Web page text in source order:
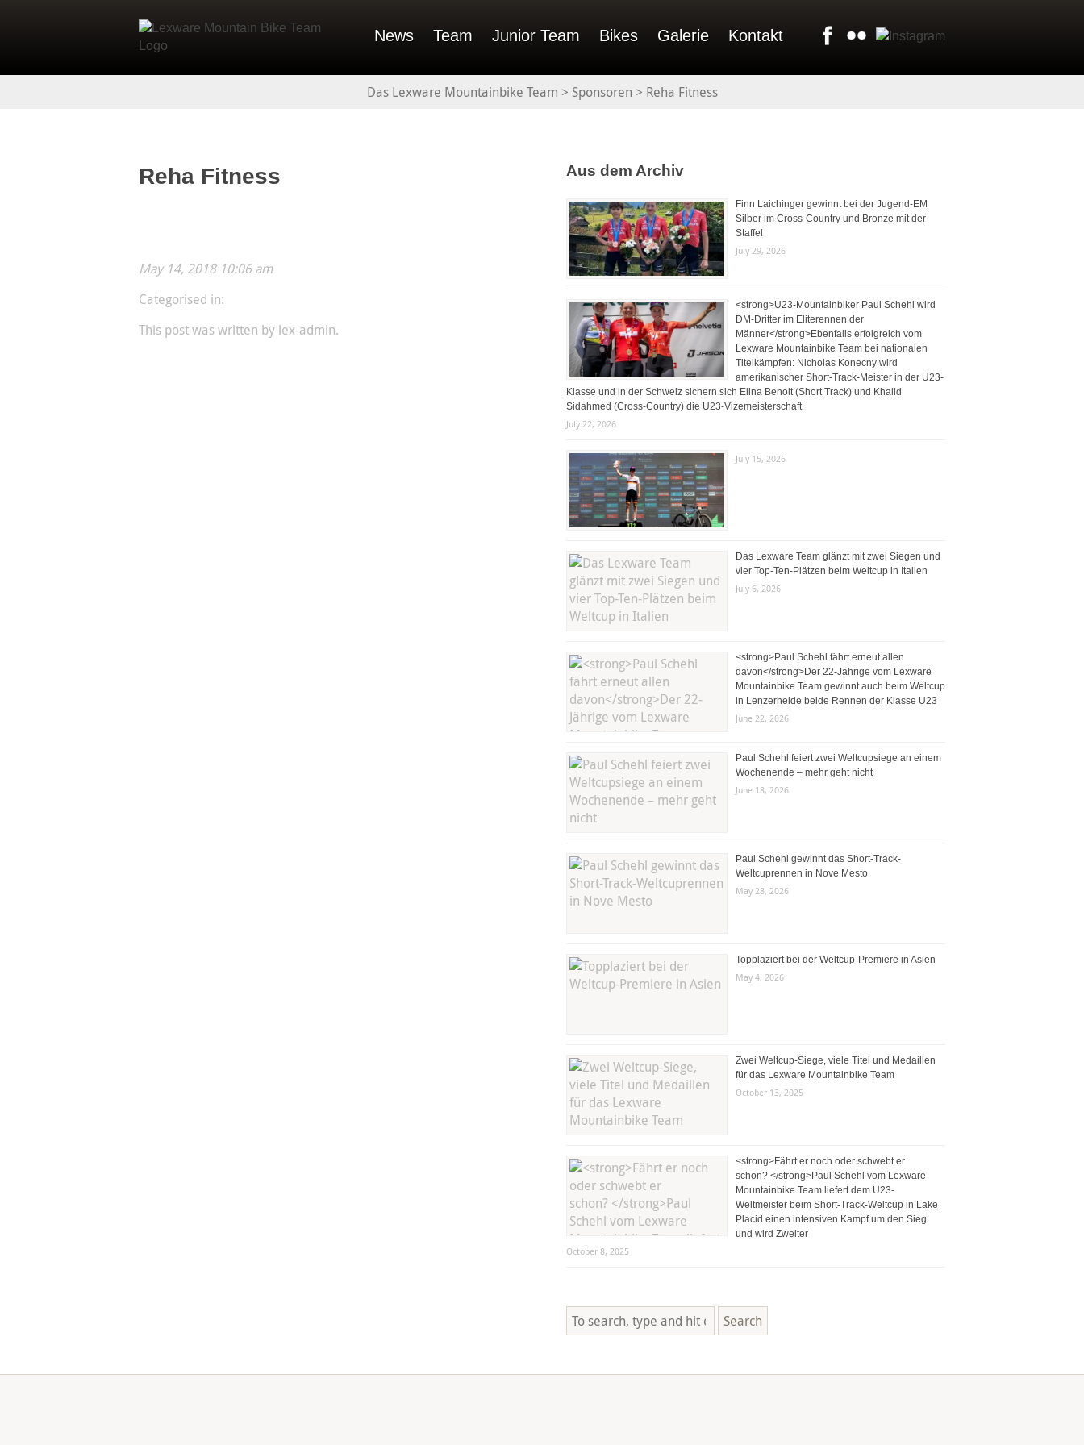
News Team Junior Team Bikes Galerie Kontakt
Das Lexware Mountainbike Team > Sponsoren > Reha Fitness
Reha Fitness
May 14, 2018 10:06 am
Categorised in:
This post was written by lex-admin.
Aus dem Archiv
Finn Laichinger gewinnt bei der Jugend-EM
Silber im Cross-Country und Bronze mit der
Staffel
July 29, 2026
<strong>U23-Mountainbiker Paul Schehl wird
DM-Dritter im Eliterennen der
Männer</strong>Ebenfalls erfolgreich vom
Lexware Mountainbike Team bei nationalen
Titelkämpfen: Nicholas Konecny wird
amerikanischer Short-Track-Meister in der U23-
Klasse und in der Schweiz sichern sich Elina Benoit (Short Track) und Khalid
Sidahmed (Cross-Country) die U23-Vizemeisterschaft
July 22, 2026
July 15, 2026
Das Lexware Team glänzt mit zwei Siegen und
vier Top-Ten-Plätzen beim Weltcup in Italien
July 6, 2026
<strong>Paul Schehl fährt erneut allen
davon</strong>Der 22-Jährige vom Lexware
Mountainbike Team gewinnt auch beim Weltcup
in Lenzerheide beide Rennen der Klasse U23
June 22, 2026
Paul Schehl feiert zwei Weltcupsiege an einem
Wochenende – mehr geht nicht
June 18, 2026
Paul Schehl gewinnt das Short-Track-
Weltcuprennen in Nove Mesto
May 28, 2026
Topplaziert bei der Weltcup-Premiere in Asien
May 4, 2026
Zwei Weltcup-Siege, viele Titel und Medaillen
für das Lexware Mountainbike Team
October 13, 2025
<strong>Fährt er noch oder schwebt er
schon? </strong>Paul Schehl vom Lexware
Mountainbike Team liefert dem U23-
Weltmeister beim Short-Track-Weltcup in Lake
Placid einen intensiven Kampf um den Sieg
und wird Zweiter
October 8, 2025
Search